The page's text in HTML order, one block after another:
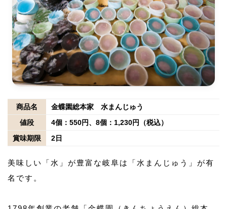
商品名
金蝶園総本家 水まんじゅう
値段
4個：550円、8個：1,230円（税込）
賞味期限
2日
美味しい「水」が豊富な岐阜は「水まんじゅう」が有
名です。